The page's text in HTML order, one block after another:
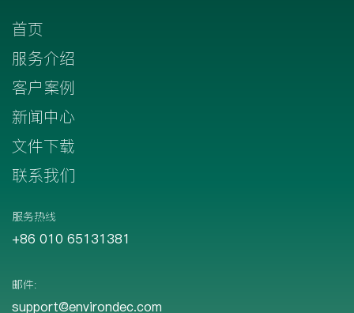
首页
服务介绍
客户案例
新闻中心
文件下载
联系我们
服务热线
+86 010 65131381
邮件:
support@environdec.com